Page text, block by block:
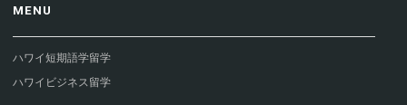
MENU
ハワイ短期語学留学
ハワイビジネス留学